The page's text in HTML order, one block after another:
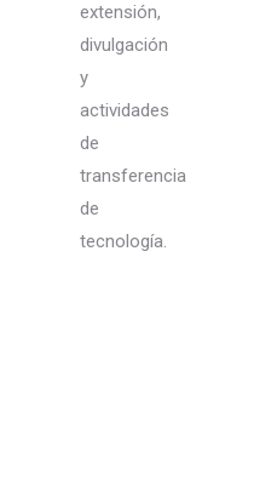
extensión,
divulgación
y
actividades
de
transferencia
de
tecnología.